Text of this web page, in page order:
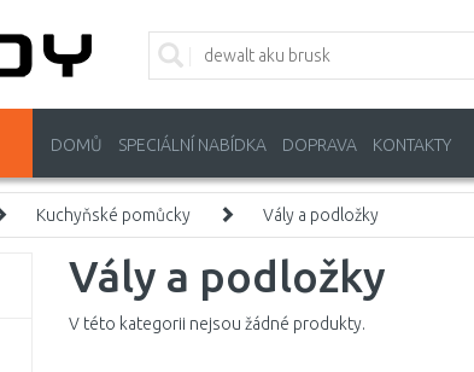
DOMŮ SPECIÁLNÍ NABÍDKA DOPRAVA KONTAKTY
Kuchyňské pomůcky Vály a podložky
Vály a podložky
V této kategorii nejsou žádné produkty.